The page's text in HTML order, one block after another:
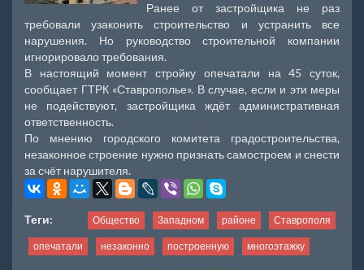
Ранее от застройщика не раз
требовали узаконить строительство и устранить все
нарушения. Но руководство строительной компании
игнорировало требования.
В настоящий момент стройку опечатали на 45 суток,
сообщает ГТРК «Ставрополье». В случае, если и эти меры
не подействуют, застройщика ждёт административная
ответственность.
По мнению городского комитета градостроительства,
незаконное строение нужно признать самостроем и снести
за счёт нарушителя.
Теги: Общество Западном районе Ставрополя
опечатали незаконно построенную многоэтажку